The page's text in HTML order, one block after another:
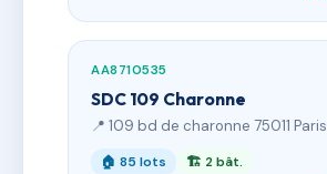
AA8710535
SDC 109 Charonne
📍 109 bd de charonne 75011 Paris
🏠 85 lots 🏗 2 bât.